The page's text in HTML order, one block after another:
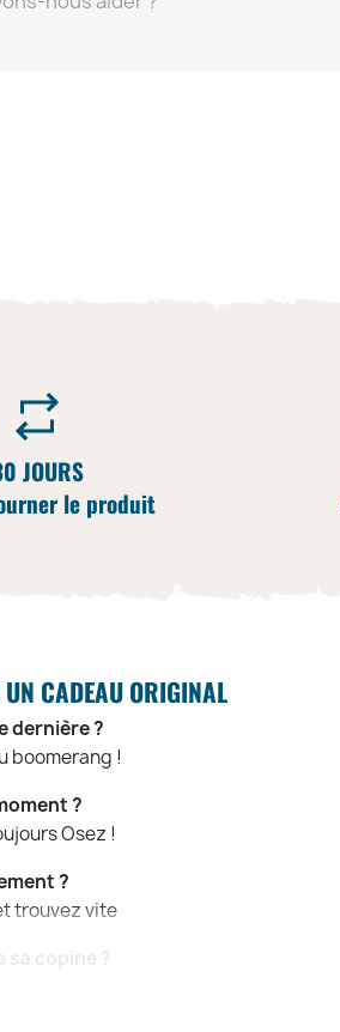
JOURS
le produit
CADEAU ORIGINAL
dernière ?
boomerang !
?
Osez !
?
trouvez vite